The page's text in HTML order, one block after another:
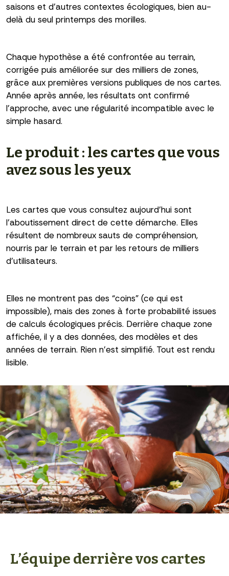
saisons et d’autres contextes écologiques, bien au-
delà du seul printemps des morilles.
Chaque hypothèse a été confrontée au terrain,
corrigée puis améliorée sur des milliers de zones,
grâce aux premières versions publiques de nos cartes.
Année après année, les résultats ont confirmé
l’approche, avec une régularité incompatible avec le
simple hasard.
Le produit : les cartes que vous
avez sous les yeux
Les cartes que vous consultez aujourd’hui sont
l’aboutissement direct de cette démarche. Elles
résultent de nombreux sauts de compréhension,
nourris par le terrain et par les retours de milliers
d’utilisateurs.
Elles ne montrent pas des “coins” (ce qui est
impossible), mais des zones à forte probabilité issues
de calculs écologiques précis. Derrière chaque zone
affichée, il y a des données, des modèles et des
années de terrain. Rien n’est simplifié. Tout est rendu
lisible.
L’équipe derrière vos cartes